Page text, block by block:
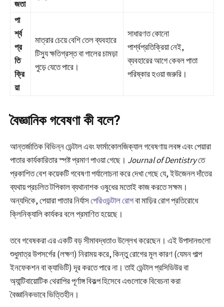
জতা
পা
র্শ্ব
প্র
তি
ক্রি
য়া
মাত্রার চেয়ে বেশি তেল ব্যবহারে
টিস্যু ক্ষতিগ্রস্ত বা গালের চামড়া
পুড়ে যেতে পারে।
সাধারণত কোনো
পার্শ্বপ্রতিক্রিয়া নেই,
ব্যবহারের আগে কেবল পাতা
পরিষ্কার হওয়া জরুরি।
বৈজ্ঞানিক গবেষণা কী বলে?
আন্তর্জাতিক বিভিন্ন ডেন্টাল এবং ফার্মাকোলজিক্যাল গবেষণায় লবঙ্গ এবং পেয়ারা
পাতার কার্যকারিতার স্পষ্ট প্রমাণ পাওয়া গেছে। Journal of Dentistryতে
প্রকাশিত বেশ কয়েকটি গবেষণা পর্যালোচনা করে দেখা গেছে যে, ইউজেনল দাঁতের
ব্যথায় প্রচলিত টপিকাল ব্যথানাশক ওষুধের মতোই কাজ করতে সক্ষম।
অন্যদিকে, পেয়ারা পাতার নির্যাসপেরিওডন্টাল রোগবা মাড়ির রোগ প্রতিরোধে
ক্লিনিক্যালি কার্যকর বলে প্রমাণিত হয়েছে।
তবে গবেষকরা এর একটি বড়সীমাবদ্ধতাও উল্লেখ করেছেন। এই উপাদানগুলো
শুধুমাত্র উপসর্গের (লক্ষণ) নিরাময় করে, কিন্তু রোগের মূল কারণ (যেমন পাল্প
ইনফেকশন বা ক্যাভিটি) দূর করতে পারে না। তাই ডেন্টাল প্রসিডিউর বা
অ্যান্টিবায়োটিক থেরাপির পূর্ণাঙ্গ বিকল্প হিসেবে এগুলোকে বিবেচনা করা
বৈজ্ঞানিকভাবে ভিত্তিহীন।